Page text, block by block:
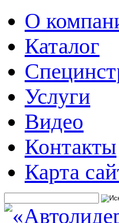
О
Каталог
Услуги
Видео
Контакты
Карта